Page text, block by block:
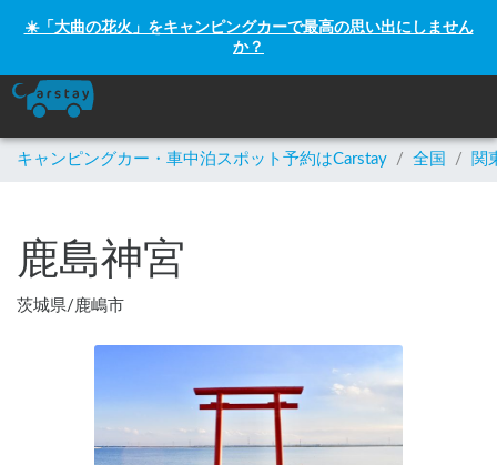
☀️「大曲の花火」をキャンピングカーで最高の思い出にしません
か？
キャンピングカー・車中泊スポット予約はCarstay / 全国 / 関
鹿島神宮
茨城県/鹿嶋市